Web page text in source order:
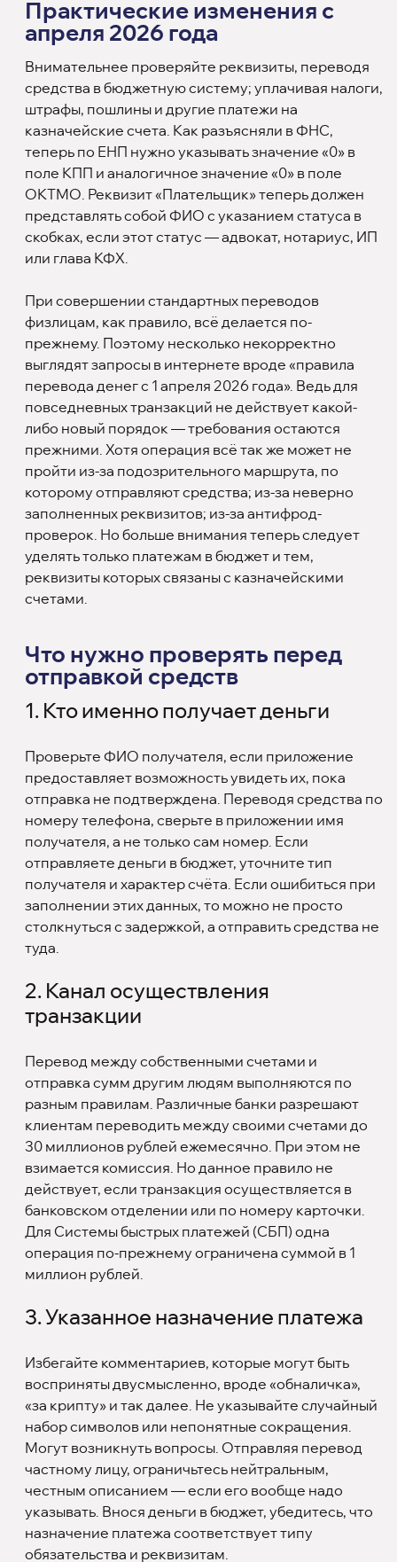
Практические изменения с
апреля 2026 года
Внимательнее проверяйте реквизиты, переводя
средства в бюджетную систему; уплачивая налоги,
штрафы, пошлины и другие платежи на
казначейские счета. Как разъясняли в ФНС,
теперь по ЕНП нужно указывать значение «0» в
поле КПП и аналогичное значение «0» в поле
ОКТМО. Реквизит «Плательщик» теперь должен
представлять собой ФИО с указанием статуса в
скобках, если этот статус — адвокат, нотариус, ИП
или глава КФХ.
При совершении стандартных переводов
физлицам, как правило, всё делается по-
прежнему. Поэтому несколько некорректно
выглядят запросы в интернете вроде «правила
перевода денег с 1 апреля 2026 года». Ведь для
повседневных транзакций не действует какой-
либо новый порядок — требования остаются
прежними. Хотя операция всё так же может не
пройти из-за подозрительного маршрута, по
которому отправляют средства; из-за неверно
заполненных реквизитов; из-за антифрод-
проверок. Но больше внимания теперь следует
уделять только платежам в бюджет и тем,
реквизиты которых связаны с казначейскими
счетами.
Что нужно проверять перед
отправкой средств
1. Кто именно получает деньги
Проверьте ФИО получателя, если приложение
предоставляет возможность увидеть их, пока
отправка не подтверждена. Переводя средства по
номеру телефона, сверьте в приложении имя
получателя, а не только сам номер. Если
отправляете деньги в бюджет, уточните тип
получателя и характер счёта. Если ошибиться при
заполнении этих данных, то можно не просто
столкнуться с задержкой, а отправить средства не
туда.
2. Канал осуществления
транзакции
Перевод между собственными счетами и
отправка сумм другим людям выполняются по
разным правилам. Различные банки разрешают
клиентам переводить между своими счетами до
30 миллионов рублей ежемесячно. При этом не
взимается комиссия. Но данное правило не
действует, если транзакция осуществляется в
банковском отделении или по номеру карточки.
Для Системы быстрых платежей (СБП) одна
операция по-прежнему ограничена суммой в 1
миллион рублей.
3. Указанное назначение платежа
Избегайте комментариев, которые могут быть
восприняты двусмысленно, вроде «обналичка»,
«за крипту» и так далее. Не указывайте случайный
набор символов или непонятные сокращения.
Могут возникнуть вопросы. Отправляя перевод
частному лицу, ограничьтесь нейтральным,
честным описанием — если его вообще надо
указывать. Внося деньги в бюджет, убедитесь, что
назначение платежа соответствует типу
обязательства и реквизитам.